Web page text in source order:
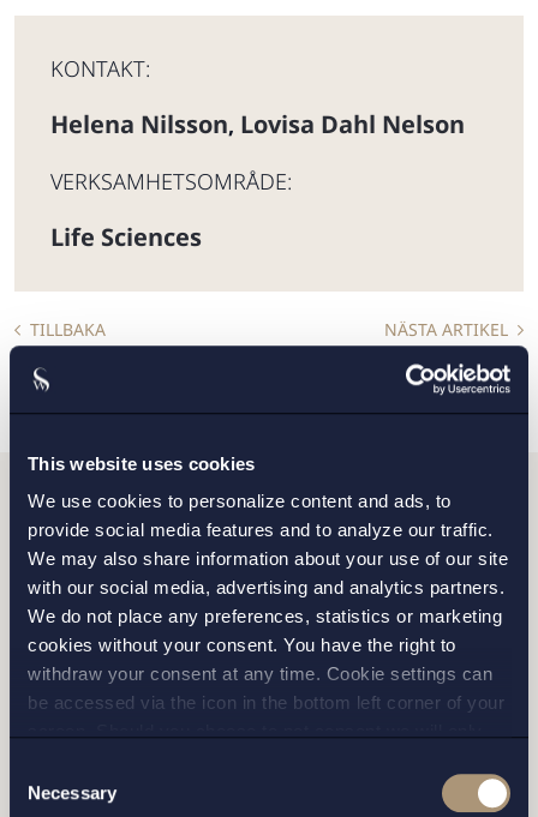
This website uses cookies
We use cookies to personalize content and ads, to
provide social media features and to analyze our traffic.
We may also share information about your use of our site
with our social media, advertising and analytics partners.
We do not place any preferences, statistics or marketing
cookies without your consent. You have the right to
withdraw your consent at any time. Cookie settings can
be accessed via the icon in the bottom left corner of your
andprivacy policy
for more details on cookies and our
Selection
Necessary
KONTAKT:
Helena Nilsson, Lovisa Dahl Nelson
VERKSAMHETSOMRÅDE:
Life Sciences
TILLBAKA NÄSTA ARTIKEL
Vill du komma i kontakt
med oss?
Fyll i formuläret samt vilket kontor du vill bli